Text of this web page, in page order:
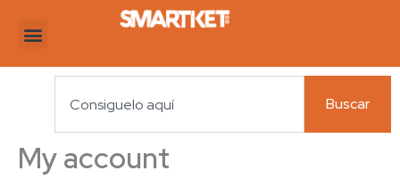
Buscar
My account
Obligatorio